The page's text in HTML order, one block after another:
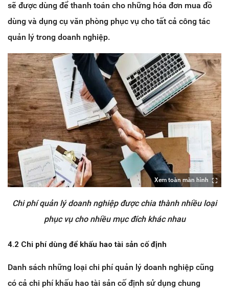
sẽ được dùng để thanh toán cho những hóa đơn mua đồ
dùng và dụng cụ văn phòng phục vụ cho tất cả công tác
quản lý trong doanh nghiệp.
Xem toàn màn hình
Chi phí quản lý doanh nghiệp được chia thành nhiều loại
phục vụ cho nhiều mục đích khác nhau
4.2 Chi phí dùng để khấu hao tài sản cố định
Danh sách những loại chi phí quản lý doanh nghiệp cũng
có cả chi phí khấu hao tài sản cố định sử dụng chung